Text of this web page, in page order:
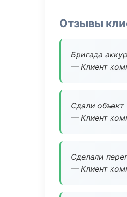
Отзывы
Бригада
— Клиент
Сдали объект
— Клиент
Сделали
— Клиент